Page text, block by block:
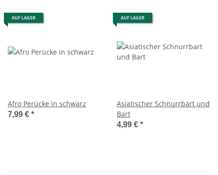
AUF LAGER
Afro Perücke in schwarz
7,99 € *
AUF LAGER
Asiatischer Schnurrbart und
Bart
4,99 € *